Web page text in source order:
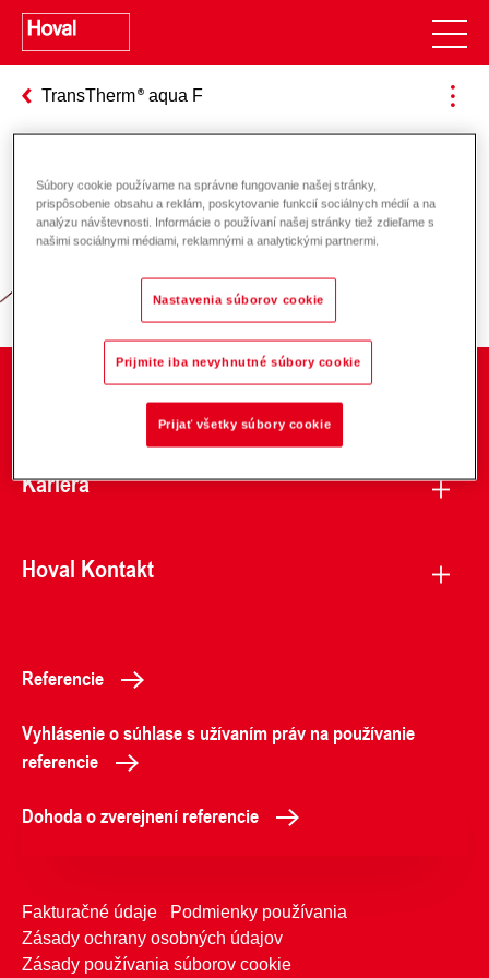
TransTherm aqua F
Zodpovednosť za energiu a životné
prostredie
O spoločnosti
Kariéra
Hoval Kontakt
Referencie
Vyhlásenie o súhlase s užívaním práv na používanie
referencie
Dohoda o zverejnení referencie
Fakturačné údaje
Podmienky používania
Zásady ochrany osobných údajov
Zásady používania súborov cookie
Súbory cookie používame na správne fungovanie našej stránky,
prispôsobenie obsahu a reklám, poskytovanie funkcií sociálnych médií a na
analýzu návštevnosti. Informácie o používaní našej stránky tiež zdieľame s
našimi sociálnymi médiami, reklamnými a analytickými partnermi.
Nastavenia súborov cookie
Prijmite iba nevyhnutné súbory cookie
Prijať všetky súbory cookie